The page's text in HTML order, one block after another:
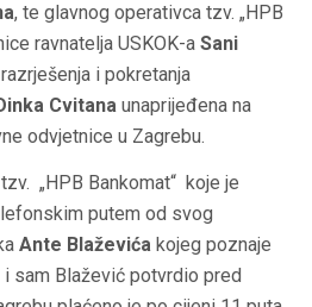
, te glavnog operativca tzv. „HPB
ravnatelja USKOK-a Sani
i pokretanja
Cvitana unaprijeđena na
odvjetnice u Zagrebu.
„HPB Bankomat“ koje je
putem od svog
Ante Blaževića kojeg poznaje
sam Blažević potvrdio pred